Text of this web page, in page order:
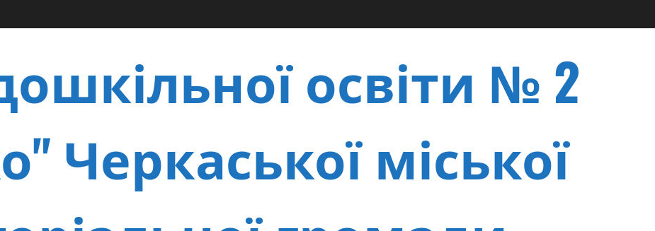
освіти № 2
Черкаської міської